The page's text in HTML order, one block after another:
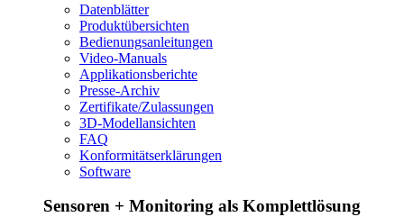
Datenblätter
Produktübersichten
Bedienungsanleitungen
Video-Manuals
Applikationsberichte
Presse-Archiv
Zertifikate/Zulassungen
3D-Modellansichten
FAQ
Konformitätserklärungen
Software
Sensoren + Monitoring als Komplettlösung